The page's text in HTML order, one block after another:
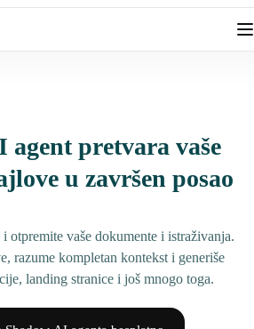
agent pretvara vaše
u završen posao
otpremite vaše dokumente i istraživanja.
razume kompletan kontekst i generiše
landing stranice i još mnogo toga.